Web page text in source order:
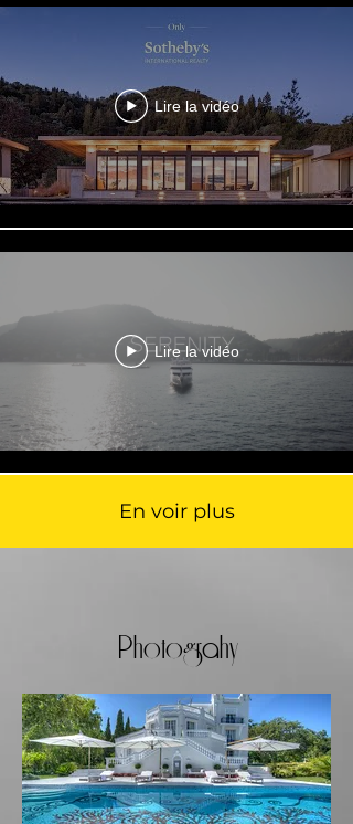
Lire la vidéo
Lire la vidéo
En voir plus
Photograhy